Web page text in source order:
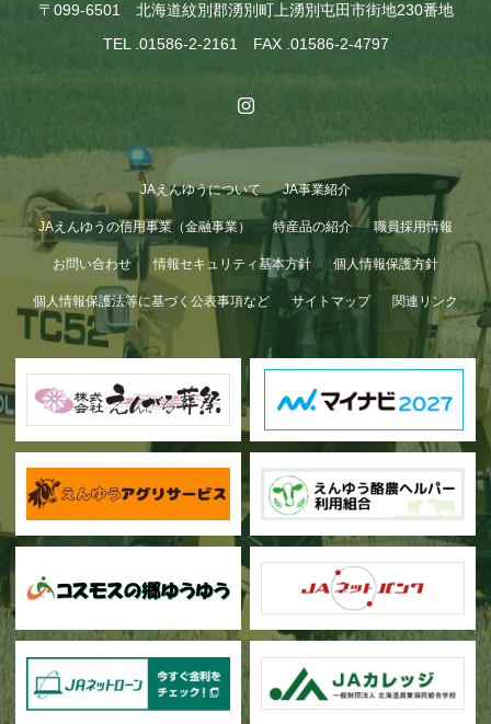
〒099-6501 北海道紋別郡湧別町上湧別屯田市街地230番地
TEL .01586-2-2161 FAX .01586-2-4797
JAえんゆうについて JA事業紹介
JAえんゆうの信用事業（金融事業） 特産品の紹介 職員採用情報
お問い合わせ 情報セキュリティ基本方針 個人情報保護方針
個人情報保護法等に基づく公表事項など サイトマップ 関連リンク